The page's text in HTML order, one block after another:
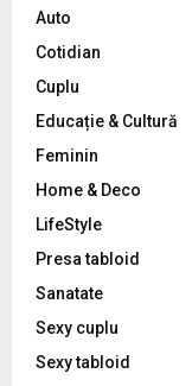
o
:
Auto
Cotidian
Cuplu
Educație & Cultură
Feminin
Home & Deco
LifeStyle
Presa tabloid
Sanatate
Sexy cuplu
Sexy tabloid